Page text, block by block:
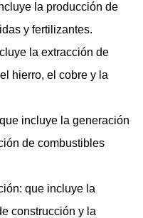
la producción de
y fertilizantes.
la extracción de
hierro, el cobre y la
incluye la generación
de combustibles
que incluye la
construcción y la